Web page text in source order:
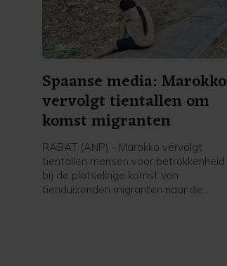
Spaanse media: Marokko
vervolgt tientallen om
komst migranten
RABAT (ANP) - Marokko vervolgt
tientallen mensen voor betrokkenheid
bij de plotselinge komst van
tienduizenden migranten naar de